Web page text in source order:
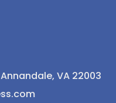
VA 22003